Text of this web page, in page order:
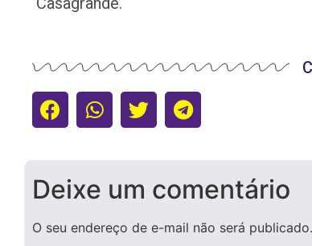
Deixe um comentário
O seu endereço de e-mail não será publicado.